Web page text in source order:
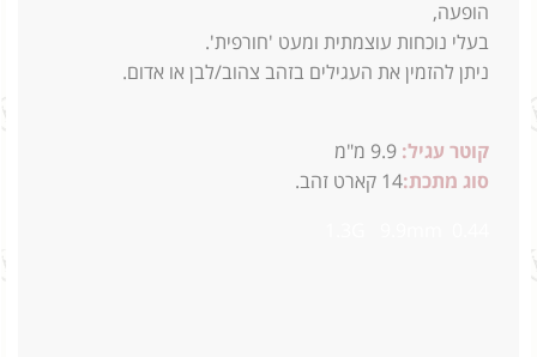
הופעה,
בעלי נוכחות עוצמתית ומעט 'חורפית'.
ניתן להזמין את העגילים בזהב צהוב/לבן או אדום.
קוטר עגיל: 9.9 מ"מ
סוג מתכת:14 קארט זהב.